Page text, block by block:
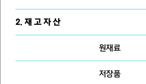
2. 재 고 자 산
원재료
저장품